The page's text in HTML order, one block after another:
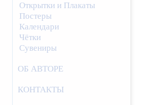
Открытки и Плакаты
Постеры
Календари
Чётки
Сувениры
ОБ АВТОРЕ
КОНТАКТЫ